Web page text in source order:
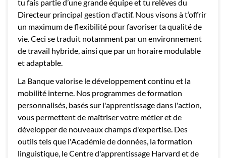
tu fais partie d’une grande équipe et tu relèves du
Directeur principal gestion d'actif. Nous visons à t’offrir
un maximum de flexibilité pour favoriser ta qualité de
vie. Ceci se traduit notamment par un environnement
de travail hybride, ainsi que par un horaire modulable
et adaptable.
La Banque valorise le développement continu et la
mobilité interne. Nos programmes de formation
personnalisés, basés sur l'apprentissage dans l'action,
vous permettent de maîtriser votre métier et de
développer de nouveaux champs d'expertise. Des
outils tels que l'Académie de données, la formation
linguistique, le Centre d'apprentissage Harvard et de